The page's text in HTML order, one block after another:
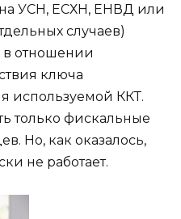
УСН, ЕСХН, ЕНВД или
случаев)
в отношении
ключа
используемой ККТ.
только фискальные
Но, как оказалось,
не работает.